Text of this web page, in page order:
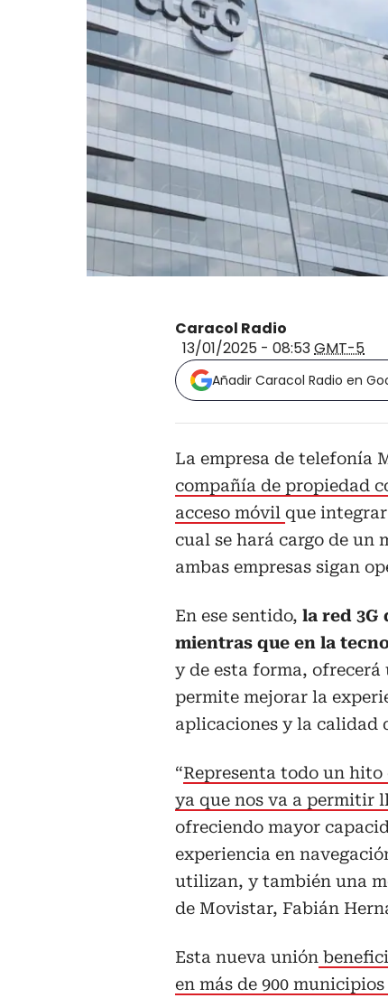
Caracol Radio
13/01/2025 - 08:53GMT-5
Añadir Caracol Radio en
La empresa de telefonía
compañía de propiedad
acceso móvil que
cual se hará cargo de un
ambas empresas sigan
En ese sentido, la red 3G
mientras que en la
y de esta forma,
permite mejorar la
aplicaciones y la calidad
“Representa todo un
ya que nos va a permitir
ofreciendo mayor
experiencia en
utilizan, y también una
de Movistar, Fabián
Esta nueva unión
en más de 900